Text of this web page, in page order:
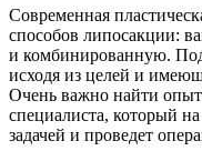
Современная
способов липосакции:
и комбинированную.
исходя из целей и
Очень важно найти
специалиста, который
задачей и проведет